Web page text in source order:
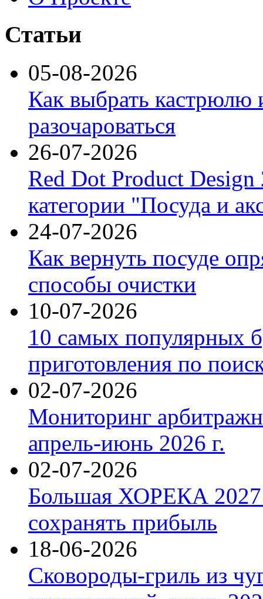
Статьи
05-08-2026
Как выбрать кастрюлю
разочароваться
26-07-2026
Red Dot Product Design
категории "Посуда и
24-07-2026
Как вернуть посуде
способы очистки
10-07-2026
10 самых популярных
приготовления по
02-07-2026
Мониторинг
апрель-июнь 2026 г.
02-07-2026
Большая ХОРЕКА 2027:
сохранять прибыль
18-06-2026
Сковороды-гриль из